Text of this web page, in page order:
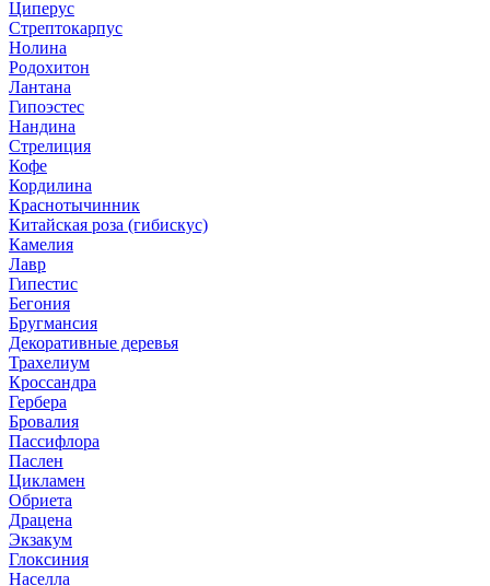
Циперус
Стрептокарпус
Нолина
Родохитон
Лантана
Гипоэстес
Нандина
Стрелиция
Кофе
Кордилина
Краснотычинник
Китайская роза (гибискус)
Камелия
Лавр
Гипестис
Бегония
Бругмансия
Декоративные деревья
Трахелиум
Кроссандра
Гербера
Бровалия
Пассифлора
Паслен
Цикламен
Обриета
Драцена
Экзакум
Глоксиния
Населла